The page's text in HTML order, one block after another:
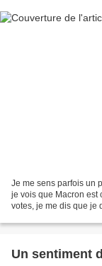
Je me sens parfois un
je vois que Macron est
votes, je me dis que je
Un sentiment